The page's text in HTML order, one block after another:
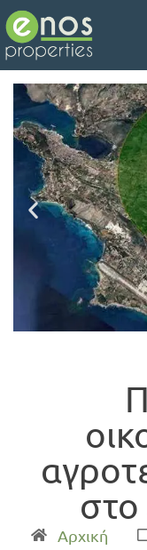
στο
Αρχική